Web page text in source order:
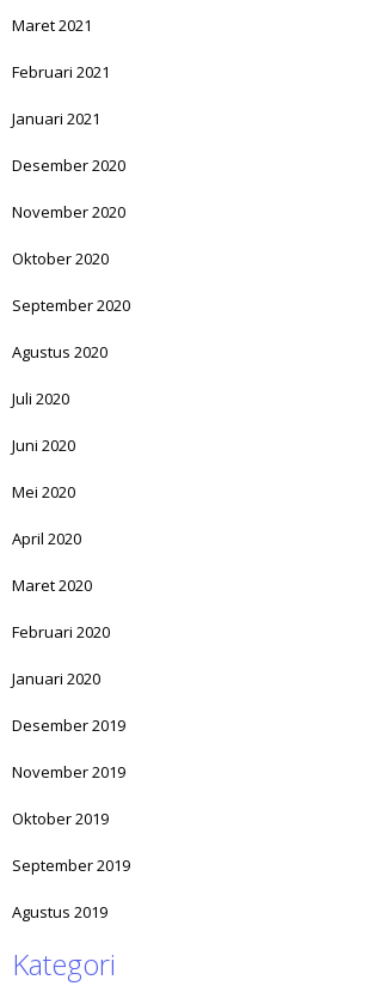
Maret 2021
Februari 2021
Januari 2021
Desember 2020
November 2020
Oktober 2020
September 2020
Agustus 2020
Juli 2020
Juni 2020
Mei 2020
April 2020
Maret 2020
Februari 2020
Januari 2020
Desember 2019
November 2019
Oktober 2019
September 2019
Agustus 2019
Kategori